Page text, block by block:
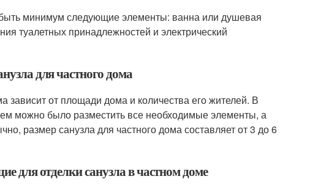
минимум следующие элементы: ванна или душевая
туалетных принадлежностей и электрический
для частного дома
зависит от площади дома и количества его жителей. В
можно было разместить все необходимые элементы, а
размер санузла для частного дома составляет от 3 до 6
для отделки санузла в частном доме